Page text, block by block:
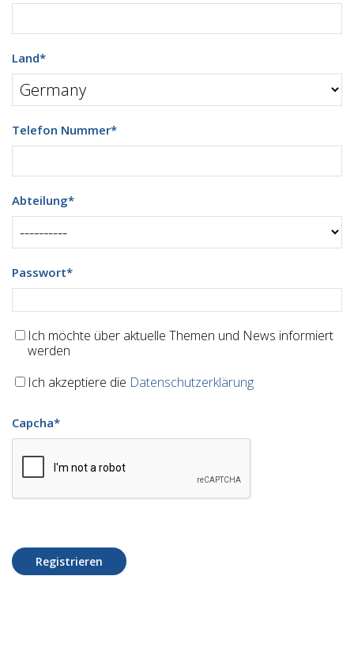
Land*
Telefon Nummer*
Abteilung*
Passwort*
Ich möchte über aktuelle Themen und News informiert
werden
Ich akzeptiere die Datenschutzerklärung
Capcha*
Registrieren